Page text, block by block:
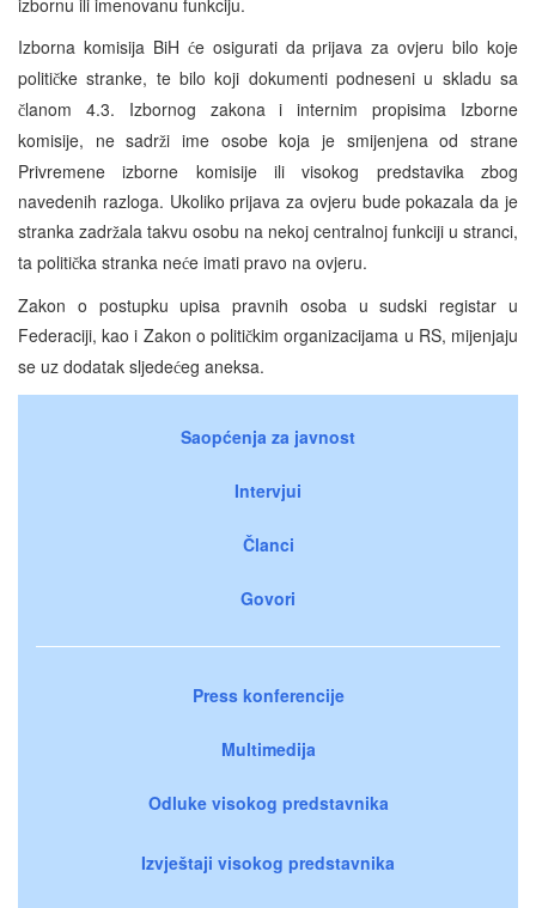
Izborna komisija BiH će osigurati da prijava za ovjeru bilo koje
političke stranke, te bilo koji dokumenti podneseni u skladu sa
članom 4.3. Izbornog zakona i internim propisima Izborne
komisije, ne sadrži ime osobe koja je smijenjena od strane
Privremene izborne komisije ili visokog predstavika zbog
navedenih razloga. Ukoliko prijava za ovjeru bude pokazala da je
stranka zadržala takvu osobu na nekoj centralnoj funkciji u stranci,
ta politička stranka neće imati pravo na ovjeru.
Zakon o postupku upisa pravnih osoba u sudski registar u
Federaciji, kao i Zakon o političkim organizacijama u RS, mijenjaju
se uz dodatak sljedećeg aneksa.
Saopćenja za javnost
Intervjui
Članci
Govori
Press konferencije
Multimedija
Odluke visokog predstavnika
Izvještaji visokog predstavnika